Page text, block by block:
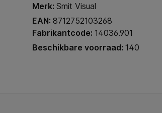
Merk: Smit Visual
EAN: 8712752103268
Fabrikantcode: 14036.901
Beschikbare voorraad: 140